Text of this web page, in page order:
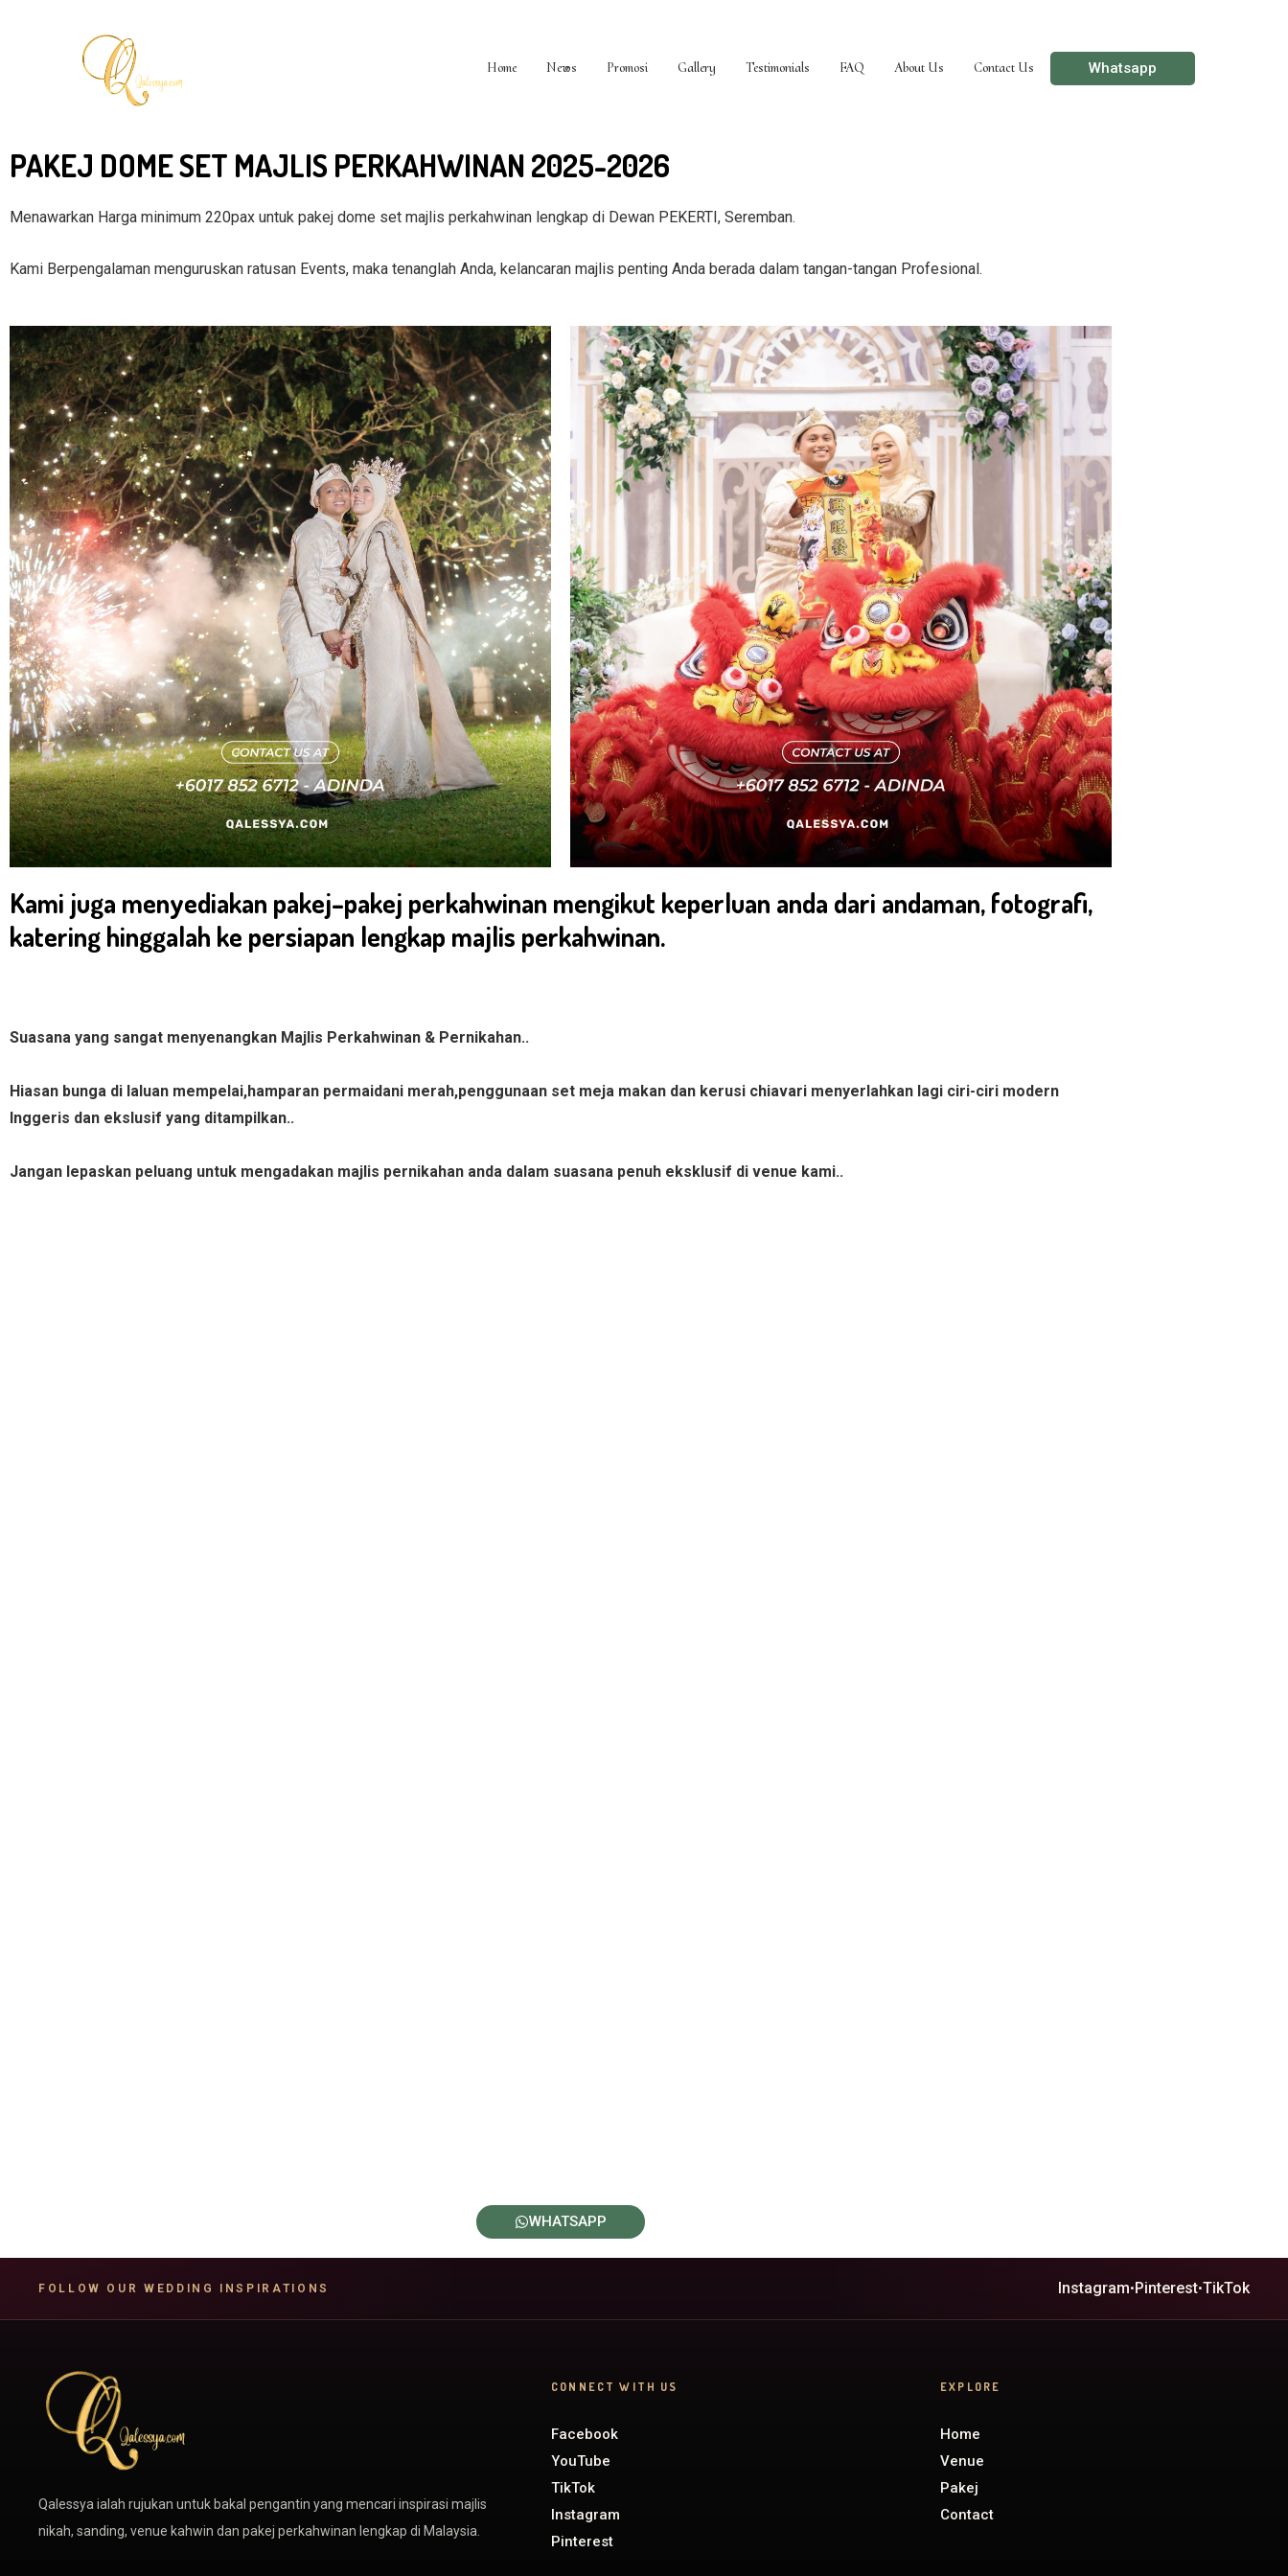
Home News Promosi Gallery Testimonials FAQ About Us Contact Us Whatsapp
PAKEJ DOME SET MAJLIS PERKAHWINAN 2025-2026
Menawarkan Harga minimum 220pax untuk pakej dome set majlis perkahwinan lengkap di Dewan PEKERTI, Seremban.
Kami Berpengalaman menguruskan ratusan Events, maka tenanglah Anda, kelancaran majlis penting Anda berada dalam tangan-tangan Profesional.
Kami juga menyediakan pakej–pakej perkahwinan mengikut keperluan anda dari andaman, fotografi,
katering hinggalah ke persiapan lengkap majlis perkahwinan.
Suasana yang sangat menyenangkan Majlis Perkahwinan & Pernikahan..
Hiasan bunga di laluan mempelai,hamparan permaidani merah,penggunaan set meja makan dan kerusi chiavari menyerlahkan lagi ciri-ciri modern
Inggeris dan ekslusif yang ditampilkan..
Jangan lepaskan peluang untuk mengadakan majlis pernikahan anda dalam suasana penuh eksklusif di venue kami..
WHATSAPP
FOLLOW OUR WEDDING INSPIRATIONS Instagram•Pinterest•TikTok
Qalessya ialah rujukan untuk bakal pengantin yang mencari inspirasi majlis
nikah, sanding, venue kahwin dan pakej perkahwinan lengkap di Malaysia.
CONNECT WITH US
Facebook
YouTube
TikTok
Instagram
Pinterest
EXPLORE
Home
Venue
Pakej
Contact